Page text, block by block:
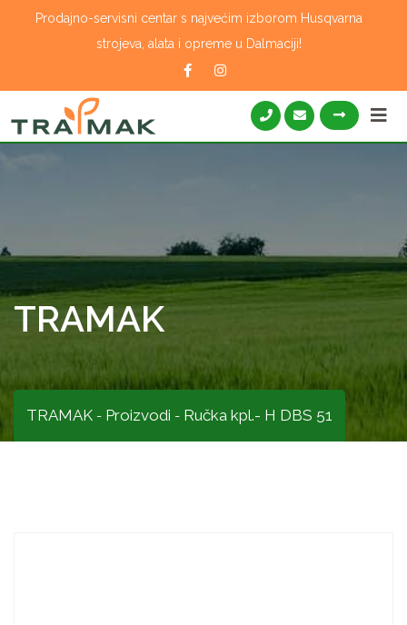
Prodajno-servisni centar s najvećim izborom Husqvarna
strojeva, alata i opreme u Dalmaciji!
TRAMAK
TRAMAK - Proizvodi - Ručka kpl.- H DBS 51